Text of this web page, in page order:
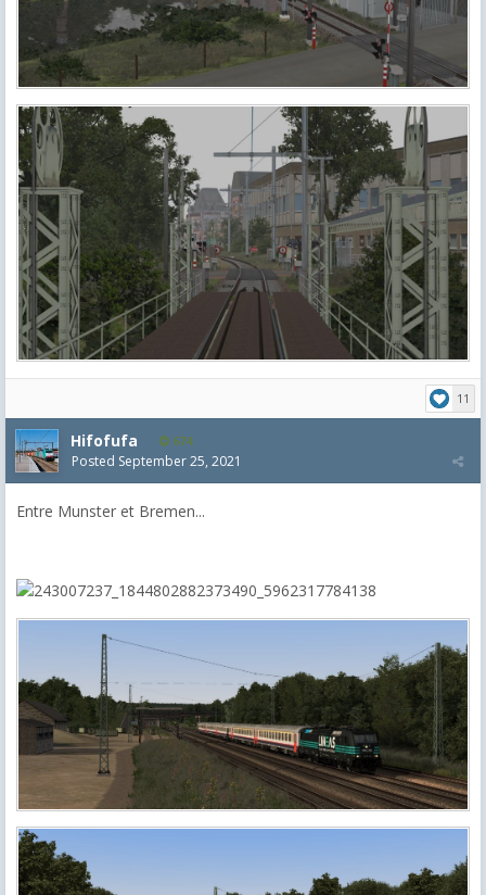
11
Hifofufa 674
Posted September 25, 2021
Entre Munster et Bremen...